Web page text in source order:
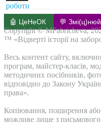
🤖 ЦеНеОК 💬 Змі(ц)нюй
Copyright © MFabricheva,
™ «Відверті історії на
Весь контент сайту,
програм, майстер-класів,
методичних посібників,
відповідно до Закону
права».
Копіювання, поширення або
можливе лише з письмового